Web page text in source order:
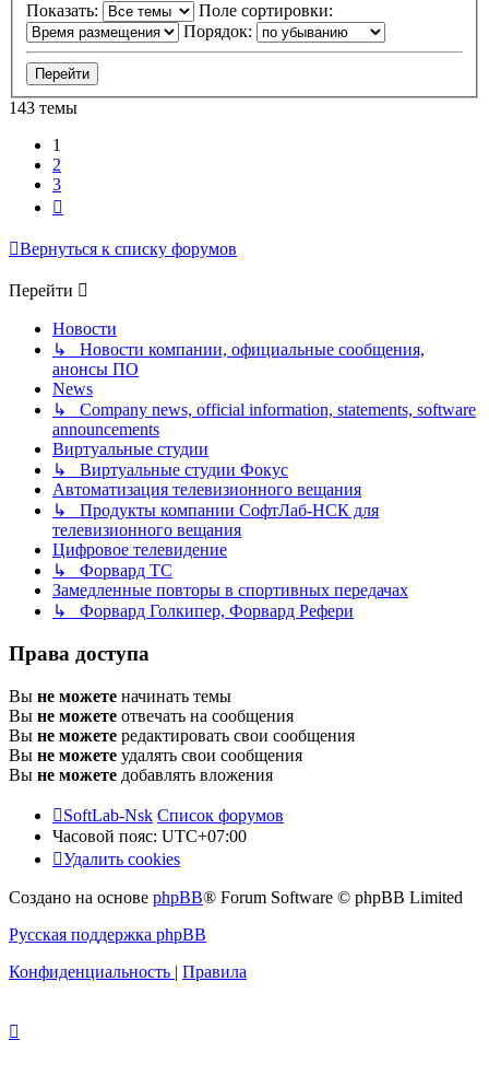
Показать:
Поле сортировки:
Порядок:
143 темы
1
2
3
Вернуться к списку форумов
Перейти
Новости
↳ Новости компании, официальные сообщения,
анонсы ПО
News
↳ Company news, official information, statements, software
announcements
Виртуальные студии
↳ Виртуальные студии Фокус
Автоматизация телевизионного вещания
↳ Продукты компании СофтЛаб-НСК для
телевизионного вещания
Цифровое телевидение
↳ Форвард ТС
Замедленные повторы в спортивных передачах
↳ Форвард Голкипер, Форвард Рефери
Права доступа
Вы не можете начинать темы
Вы не можете отвечать на сообщения
Вы не можете редактировать свои сообщения
Вы не можете удалять свои сообщения
Вы не можете добавлять вложения
SoftLab-Nsk Список форумов
Часовой пояс: UTC+07:00
Удалить cookies
Создано на основе phpBB® Forum Software © phpBB Limited
Русская поддержка phpBB
Конфиденциальность | Правила